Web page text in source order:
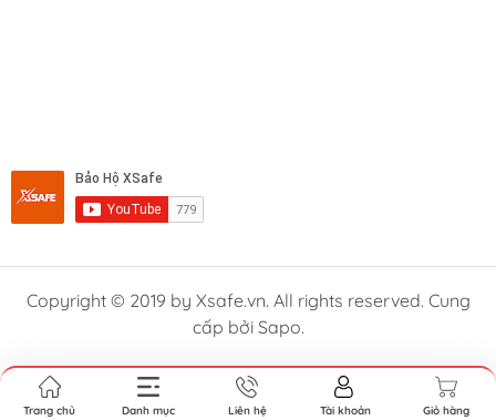
Copyright © 2019 by Xsafe.vn. All rights reserved. Cung
cấp bởi Sapo.
Trang chủ Danh mục Liên hệ Tài khoản Giỏ hàng